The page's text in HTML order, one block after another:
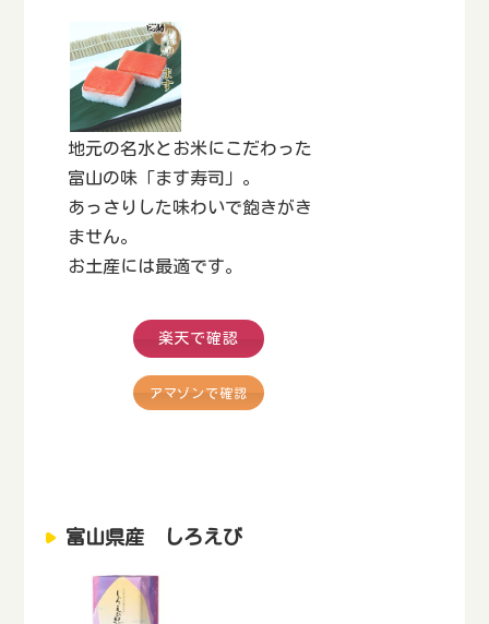
地元の名水とお米にこだわった
富山の味「ます寿司」。
あっさりした味わいで飽きがき
ません。
お土産には最適です。
楽天で確認
アマゾンで確認
富山県産 しろえび